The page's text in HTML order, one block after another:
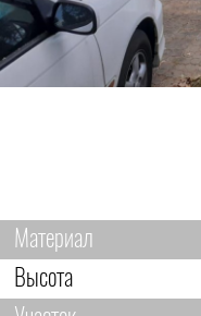
Материал
Высота